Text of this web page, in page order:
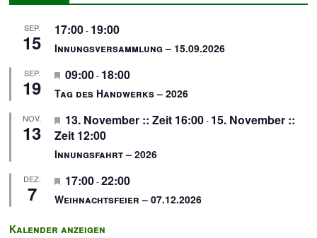
SEP.
15
17:00- 19:00
Innungsversammlung – 15.09.2026
SEP.
19
H
e
v
o
r
e
h
b
09:00- 18:00
Tag des Handwerks – 2026
NOV.
13
H
e
r
o
r
e
13. November :: Zeit 16:00- 15. November ::
Zeit 12:00
Innungsfahrt – 2026
DEZ.
7
H
e
v
17:00-22:00
Weihnachtsfeier – 07.12.2026
Kalender anzeigen